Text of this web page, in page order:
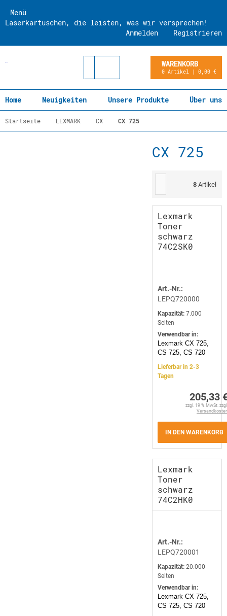
Menü
Laserkartuschen, die leisten, was wir versprechen!
Registrieren
Anmelden
WARENKORB
0 Artikel | 0,00 €
Home Neuigkeiten Unsere Produkte Über uns
Startseite LEXMARK CX CX 725
CX 725
8 Artikel
Lexmark
Toner
schwarz
74C2SK0
Art.-Nr.:
LEPQ720000
Kapazität: 7.000
Seiten
Verwendbar in:
Lexmark CX 725,
CS 725, CS 720
Lieferbar in 2-3
Tagen
205,33
zzgl. 19 % MwSt.
IN DEN WARENKORB
Lexmark
Toner
schwarz
74C2HK0
Art.-Nr.:
LEPQ720001
Kapazität: 20.000
Seiten
Verwendbar in:
Lexmark CX 725,
CS 725, CS 720